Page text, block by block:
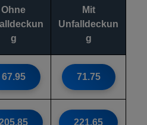
Ohne
g
Mit
Unfalldeckun
g
67.95 71.75
221.65